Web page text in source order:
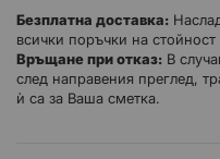
8 входящи и 6 изходящи
През 2012 г. JUST1
революционната каска
Безплатна доставка:
всички поръчки на стойност
Връщане при отказ: В
след направения преглед,
ѝ са за Ваша сметка.